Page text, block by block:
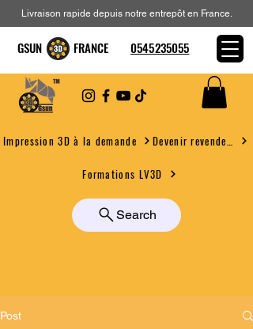
Impression 3D à la demande
Formations LV3D
Search
Livraison rapide depuis notre entrepôt en France.
GSUN FRANCE 0545235055
Post